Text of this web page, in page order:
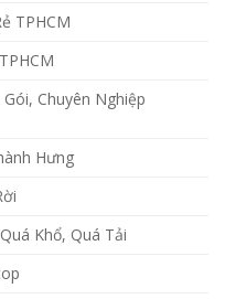
TPHCM
Chuyên Nghiệp
Hưng
Khổ, Quá Tải